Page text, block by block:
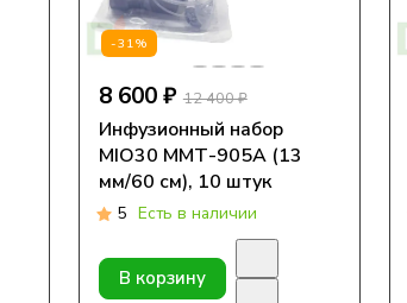
-31%
8 600 ₽ 12 400 ₽
Инфузионный набор
MIO30 ММТ-905А (13
мм/60 см), 10 штук
5 Есть в наличии
В корзину